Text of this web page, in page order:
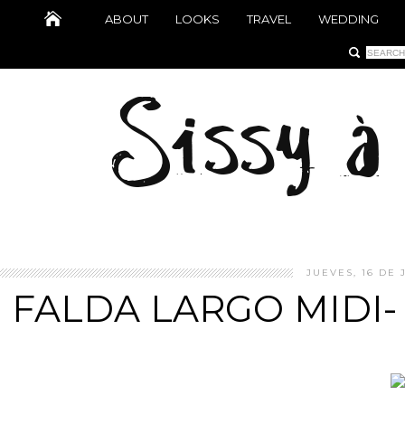
ABOUT LOOKS TRAVEL WEDDING
JUEVES, 16 DE
FALDA LARGO